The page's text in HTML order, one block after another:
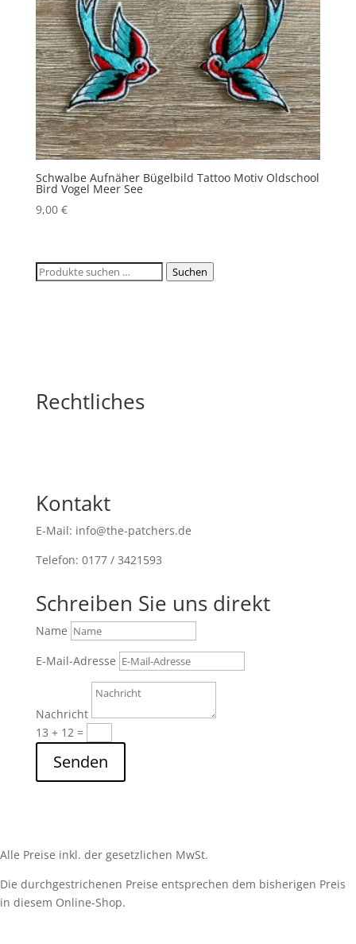
Schwalbe Aufnäher Bügelbild Tattoo Motiv Oldschool
Bird Vogel Meer See
9,00 €
Suchen
Suchen
Rechtliches
Kontakt
E-Mail: info@the-patchers.de
Telefon: 0177 / 3421593
Schreiben Sie uns direkt
Name
E-Mail-Adresse
Nachricht
13 + 12=
Senden
Alle Preise inkl. der gesetzlichen MwSt.
Die durchgestrichenen Preise entsprechen dem bisherigen Preis
in diesem Online-Shop.